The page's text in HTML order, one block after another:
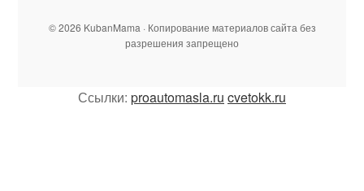
© 2026 KubanMama · Копирование материалов сайта без
разрешения запрещено
Ссылки: proautomasla.ru cvetokk.ru